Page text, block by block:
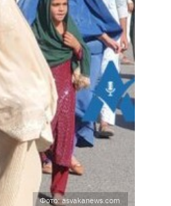
Фото: asvakanews.com